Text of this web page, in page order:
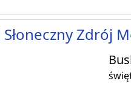
Zdrój